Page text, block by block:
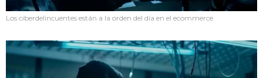
Los ciberdelincuentes están a la orden del día en el ecommerce.